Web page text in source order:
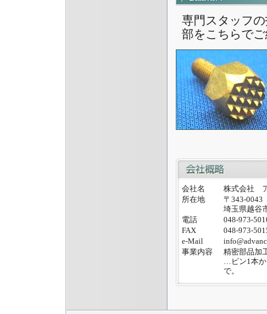
専門スタッフ
部をこちらで
会社名
株式会社
所在地
〒343-0043
埼玉県越谷
電話
048-973-
FAX
048-973-
e-Mail
事業内容
精密部品加
…ピン1本
で。